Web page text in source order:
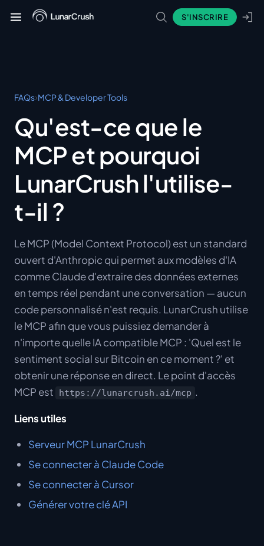
S'INSCRIRE
FAQs›MCP & Developer Tools
Qu'est-ce que le
MCP et pourquoi
LunarCrush l'utilise-
t-il ?
Le MCP (Model Context Protocol) est un standard
ouvert d'Anthropic qui permet aux modèles d'IA
comme Claude d'extraire des données externes
en temps réel pendant une conversation — aucun
code personnalisé n'est requis. LunarCrush utilise
le MCP afin que vous puissiez demander à
n'importe quelle IA compatible MCP : 'Quel est le
sentiment social sur Bitcoin en ce moment ?' et
obtenir une réponse en direct. Le point d'accès
MCP est
https://lunarcrush.ai/mcp .
Liens utiles
Serveur MCP LunarCrush
Se connecter à Claude Code
Se connecter à Cursor
Générer votre clé API